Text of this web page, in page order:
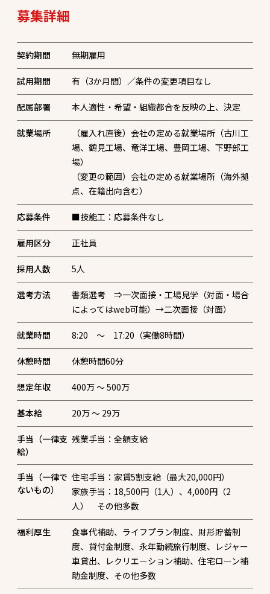
募集詳細
契約期間
試用期間 有（3か月間）／条件の変更項目なし
配属部署 本人適性・希望・組織都合を反映の上、決定
就業場所
（雇入れ直後）会社の定める就業場所（古川工
場、鶴見工場、竜洋工場、豊岡工場、下野部工
場）
（変更の範囲）会社の定める就業場所（海外拠
点、在籍出向含む）
応募条件 ■技能工：応募条件なし
雇用区分 正社員
採用人数 5人
選考方法
書類選考 ⇒一次面接・工場見学（対面・場合
によってはweb可能）→二次面接（対面）
就業時間 8:20 ～ 17:20（実働8時間）
休憩時間 休憩時間60分
想定年収 400万 〜 500万
基本給 20万 〜 29万
手当（一律支
給）
残業手当：全額支給
手当（一律で
ないもの）
住宅手当：家賃5割支給（最大20,000円）
家族手当：18,500円（1人）、4,000円（2
人） その他多数
福利厚生
食事代補助、ライフプラン制度、財形貯蓄制
度、貸付金制度、永年勤続旅行制度、レジャー
車貸出、レクリエーション補助、住宅ローン補
助金制度、その他多数